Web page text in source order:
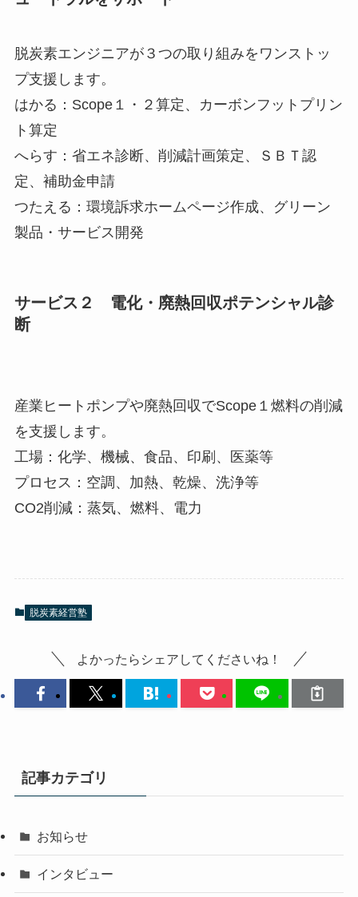
脱炭素エンジニアが３つの取り組みをワンストッ
プ支援します。
はかる：Scope１・２算定、カーボンフットプリン
ト算定
へらす：省エネ診断、削減計画策定、ＳＢＴ認
定、補助金申請
つたえる：環境訴求ホームページ作成、グリーン
製品・サービス開発
サービス２ 電化・廃熱回収ポテンシャル診
断
産業ヒートポンプや廃熱回収でScope１燃料の削減
を支援します。
工場：化学、機械、食品、印刷、医薬等
プロセス：空調、加熱、乾燥、洗浄等
CO2削減：蒸気、燃料、電力
脱炭素経営塾
よかったらシェアしてくださいね！
記事カテゴリ
お知らせ
インタビュー